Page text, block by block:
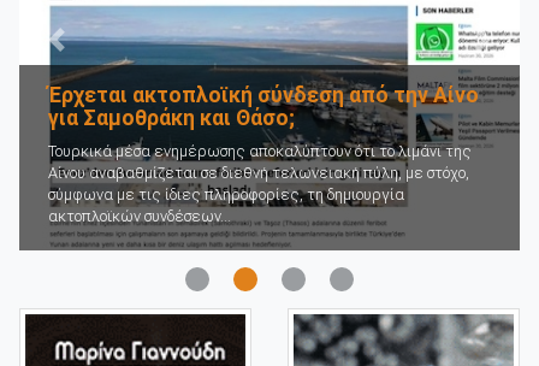
Έρχεται ακτοπλοϊκή σύνδεση από την Αίνο
για Σαμοθράκη και Θάσο;
Τουρκικά μέσα ενημέρωσης αποκαλύπτουν ότι το λιμάνι της
Αίνου αναβαθμίζεται σε διεθνή τελωνειακή πύλη, με στόχο,
σύμφωνα με τις ίδιες πληροφορίες, τη δημιουργία
ακτοπλοϊκών συνδέσεων...
Προηγούμενο